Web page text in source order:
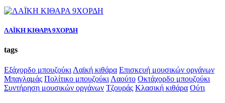
ΛΑΪΚΗ ΚΙΘΑΡΑ 9ΧΟΡΔΗ
tags
Εξάχορδο μπουζούκι Λαϊκή κιθάρα Επισκευή μουσικών οργάνων
Μπαγλαμάς Πολίτικο μπουζούκι Λαούτο Οκτάχορδο μπουζούκι
Συντήρηση μουσικών οργάνων Τζουράς Κλασική κιθάρα Ούτι